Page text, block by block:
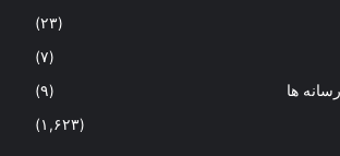
(۲۳)
(۷)
ها
(۹)
(۱,۶۲۳)